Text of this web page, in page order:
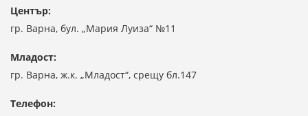
Център:
гр. Варна, бул. „Мария Луиза“ №11
Младост:
гр. Варна, ж.к. „Младост“, срещу бл.147
Телефон: